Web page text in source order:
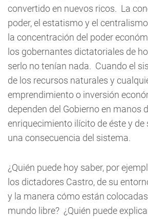
convertido en nuevos ricos. La
poder, el estatismo y el
la concentración del poder
los gobernantes dictatoriales de
serlo no tenían nada. Cuando el
de los recursos naturales y
emprendimiento o inversión
dependen del Gobierno en manos
enriquecimiento ilícito de éste y de
una consecuencia del sistema.
¿Quién puede hoy saber, por
los dictadores Castro, de su
y la manera cómo están
mundo libre? ¿Quién puede